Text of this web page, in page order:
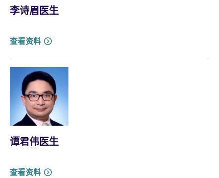
李诗眉医生
查看资料
谭君伟医生
查看资料